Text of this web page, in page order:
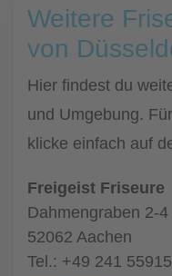
Weitere
von
Hier findest du
und Umgebung.
klicke einfach auf
Freigeist Friseure
Dahmengraben 2-4
52062 Aachen
Tel.: +49 241